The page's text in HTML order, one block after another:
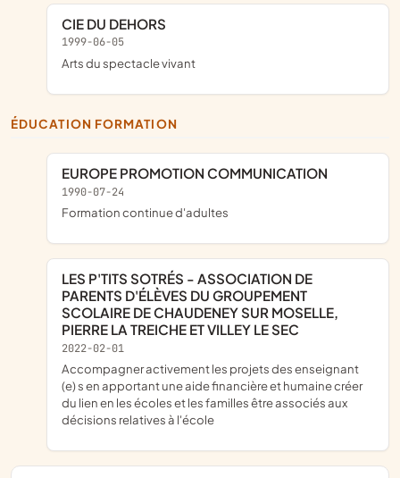
CIE DU DEHORS
1999-06-05
Arts du spectacle vivant
ÉDUCATION FORMATION
EUROPE PROMOTION COMMUNICATION
1990-07-24
Formation continue d'adultes
LES P'TITS SOTRÉS - ASSOCIATION DE
PARENTS D'ÉLÈVES DU GROUPEMENT
SCOLAIRE DE CHAUDENEY SUR MOSELLE,
PIERRE LA TREICHE ET VILLEY LE SEC
2022-02-01
accompagner activement les projets des enseignant
(e) s en apportant une aide financière et humaine créer
du lien en les écoles et les familles être associés aux
décisions relatives à l'école